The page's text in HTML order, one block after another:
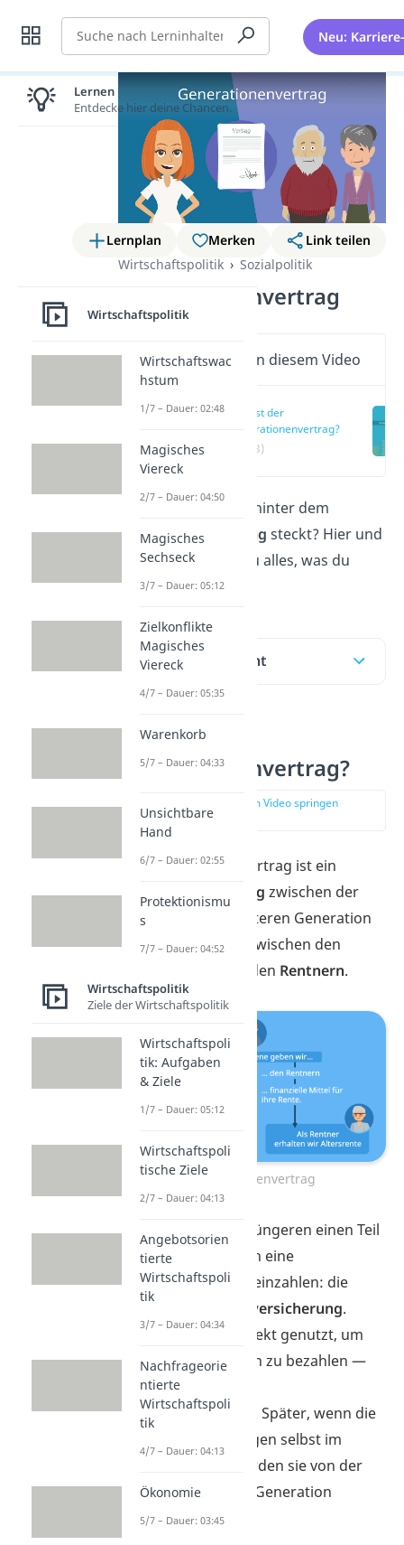
Suche Neu:
Lernplan Merken
Link teilen
Wirtschaftspolitik
Sozialpolitik
Generationenvertrag
Wichtige Inhalte in diesem Video
Was ist der
Generationenvertrag?
(00:13)
Du fragst dich, was hinter dem
Generationenvertrag steckt? Hier und
Videoerfährst du alles, was du
dazu wissen musst!
Inhaltsübersicht
Was ist der
Generationenvertrag?
zur Stelle im Video springen
(00:13)
Der Generationenvertrag ist ein
unsichtbarer
Vertrag zwischen der
jüngeren und der älteren Generation
— genauer gesagt zwischen den
und den Rentnern.
Generationenvertrag
Er besagt, dass die Jüngeren einen Teil
ihres Einkommens in eine
gemeinsame Kasse einzahlen: die
gesetzliche Rentenversicherung.
Dieses Geld wird direkt genutzt, um
die Rente der Älteren zu bezahlen —
du nennst das auch
„Umlageverfahren“
. Später, wenn die
heutigen Berufstätigen selbst im
Ruhestand sind, werden sie von der
dann berufstätigen Generation
unterstützt.
Lernen lohnt sich!
Entdecke hier deine Chancen.
Wirtschaftspolitik
Wirtschaftswac
hstum
1/7 – Dauer: 02:48
Magisches
Viereck
2/7 – Dauer: 04:50
Magisches
Sechseck
3/7 – Dauer: 05:12
Zielkonflikte
Magisches
Viereck
4/7 – Dauer: 05:35
Warenkorb
5/7 – Dauer: 04:33
Unsichtbare
Hand
6/7 – Dauer: 02:55
Protektionismu
s
7/7 – Dauer: 04:52
Wirtschaftspolitik
Ziele der Wirtschaftspolitik
Wirtschaftspoli
tik: Aufgaben
& Ziele
1/7 – Dauer: 05:12
Wirtschaftspoli
tische Ziele
2/7 – Dauer: 04:13
Angebotsorien
tierte
Wirtschaftspoli
tik
3/7 – Dauer: 04:34
Nachfrageorie
ntierte
Wirtschaftspoli
tik
4/7 – Dauer: 04:13
Ökonomie
5/7 – Dauer: 03:45